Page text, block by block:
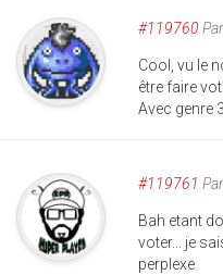
#119760 Par
Cool, vu le
être faire
Avec genre
#119761 Par
Bah etant
voter... je
perplexe